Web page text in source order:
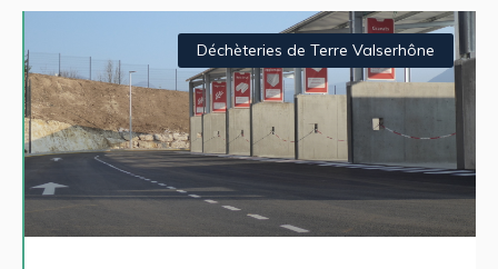
Déchèteries de Terre Valserhône